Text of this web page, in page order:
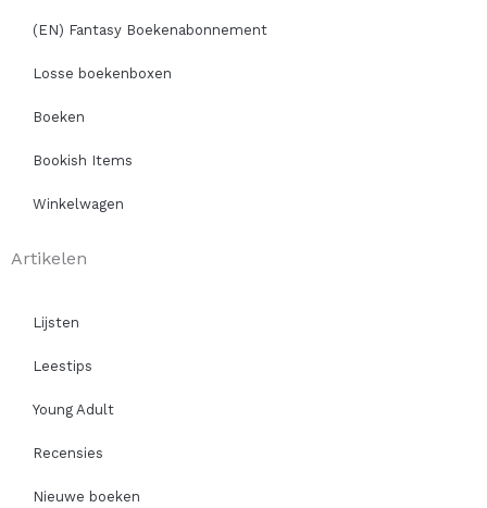
(EN) Fantasy Boekenabonnement
Losse boekenboxen
Boeken
Bookish Items
Winkelwagen
Artikelen
Lijsten
Leestips
Young Adult
Recensies
Nieuwe boeken